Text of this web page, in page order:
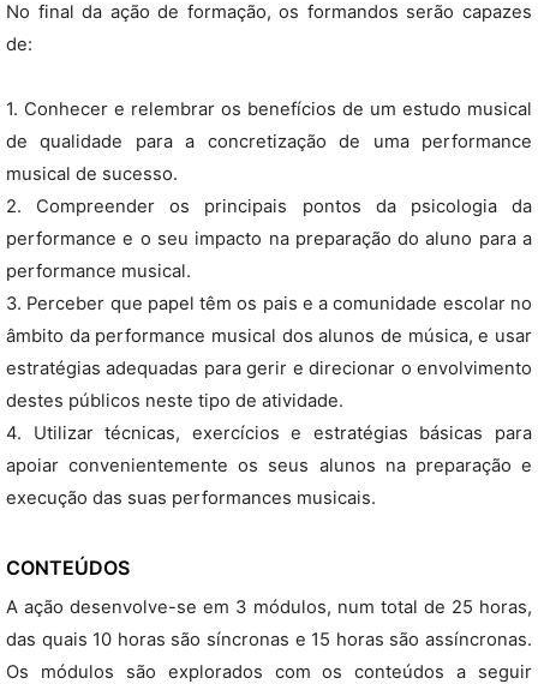
No final da ação de formação, os formandos serão capazes
de:
1. Conhecer e relembrar os benefícios de um estudo musical
de qualidade para a concretização de uma performance
musical de sucesso.
2. Compreender os principais pontos da psicologia da
performance e o seu impacto na preparação do aluno para a
performance musical.
3. Perceber que papel têm os pais e a comunidade escolar no
âmbito da performance musical dos alunos de música, e usar
estratégias adequadas para gerir e direcionar o envolvimento
destes públicos neste tipo de atividade.
4. Utilizar técnicas, exercícios e estratégias básicas para
apoiar convenientemente os seus alunos na preparação e
execução das suas performances musicais.
CONTEÚDOS
A ação desenvolve-se em 3 módulos, num total de 25 horas,
das quais 10 horas são síncronas e 15 horas são assíncronas.
Os módulos são explorados com os conteúdos a seguir